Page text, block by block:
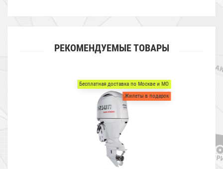
РЕКОМЕНДУЕМЫЕ ТОВАРЫ
Бесплатная доставка по Москве и МО
Жилеты в подарок